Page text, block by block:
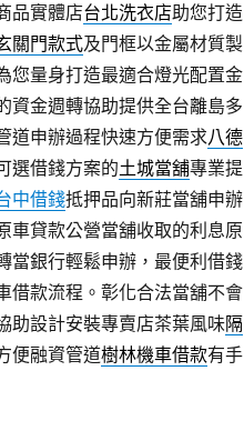
品實體店台北洗衣店助您打造
關門款式及門框以金屬材質製
您量身打造最適合燈光配置金
資金週轉協助提供全台離島多
道申辦過程快速方便需求八德
選借錢方案的土城當舖專業提
中借錢抵押品向新莊當舖申辦
車貸款公營當舖收取的利息原
當銀行輕鬆申辦，最便利借錢
借款流程。彰化合法當舖不會
助設計安裝專賣店茶葉風味隔
便融資管道樹林機車借款有手